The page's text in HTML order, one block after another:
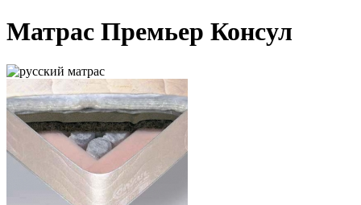
Матрас Премьер Консул